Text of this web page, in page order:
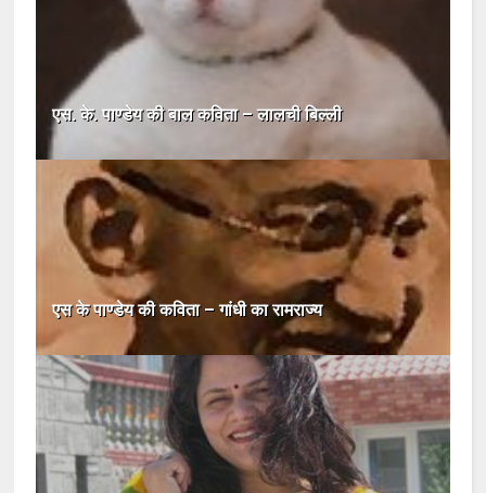
एस. के. पाण्डेय की बाल कविता – लालची बिल्ली
एस के पाण्डेय की कविता – गांधी का रामराज्य